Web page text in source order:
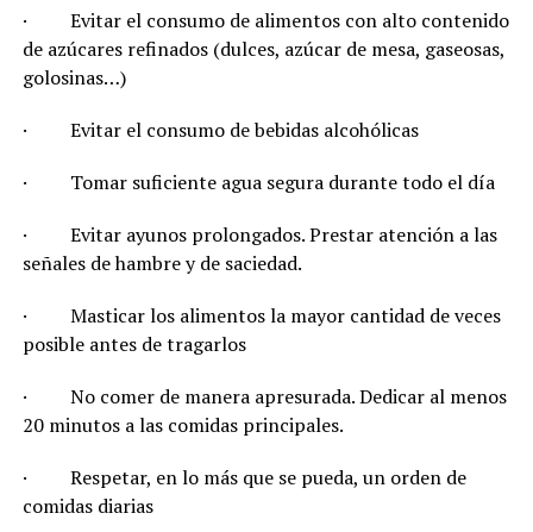
· Evitar el consumo de alimentos con alto contenido
de azúcares refinados (dulces, azúcar de mesa, gaseosas,
golosinas…)
· Evitar el consumo de bebidas alcohólicas
· Tomar suficiente agua segura durante todo el día
· Evitar ayunos prolongados. Prestar atención a las
señales de hambre y de saciedad.
· Masticar los alimentos la mayor cantidad de veces
posible antes de tragarlos
· No comer de manera apresurada. Dedicar al menos
20 minutos a las comidas principales.
· Respetar, en lo más que se pueda, un orden de
comidas diarias